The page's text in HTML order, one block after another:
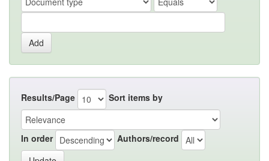
Results/Page Sort items by
In order Authors/record